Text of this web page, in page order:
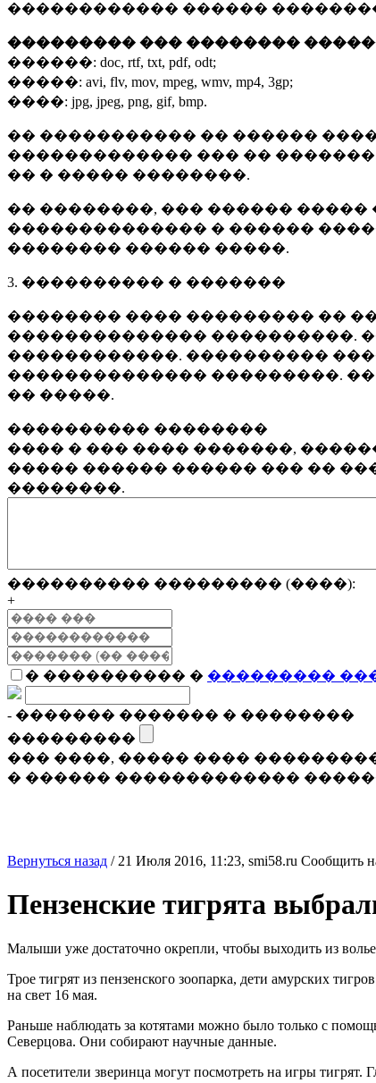
������������ ������
��������� ��� ��������
������: doc, rtf, txt, pdf, odt;
�����: avi, flv, mov, mpeg, wmv, mp4, 3gp;
����: jpg, jpeg, png, gif, bmp.
�� ����������� �� ������
������������� ��� ��
�� � ����� ��������.
�� ��������, ��� ������
�������������� � ������
�������� ������ �����.
3. ���������� � �������
�������� ���� ��������� ��
�������������� ����������.
������������. ����������
�������������� ���������.
�� �����.
���������� ��������
���� � ��� ���� �������,
����� ������ ������ ��� ��
��������.
���������� ��������� (����):
+
� ���������� � ���������
- ������� ������� � ��������
���������
��� ����, ����� ����
� ������ �������������
Вернуться назад / 21 Июля 2016, 11:23, smi58.ru Сообщить
Пензенские тигрята
Малыши уже достаточно окрепли, чтобы выходить из
Трое тигрят из пензенского зоопарка, дети амурских
на свет 16 мая.
Раньше наблюдать за котятами можно было только с
Северцова. Они собирают научные данные.
А посетители зверинца могут посмотреть на игры тигрят.